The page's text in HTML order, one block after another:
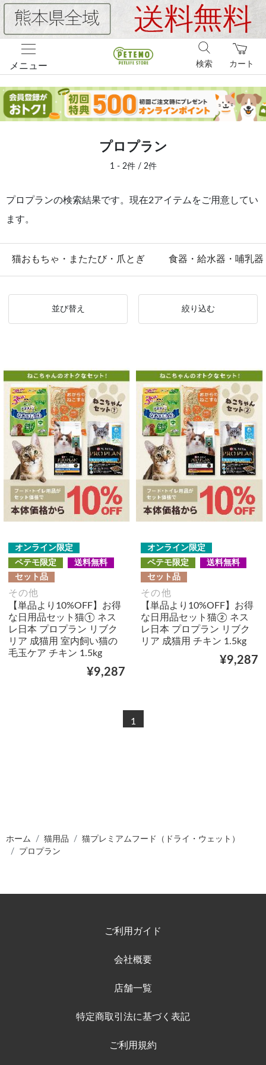
メニュー カート
検索
プロプラン
1 - 2件 / 2件
プロプランの検索結果です。現在2アイテムをご用意してい
ます。
猫おもちゃ・またたび・爪とぎ 食器・給水器・哺乳器
並び替え 絞り込む
オンライン限定
ペテモ限定
送料無料
セット品
その他
【単品より10%OFF】お得
な日用品セット猫① ネス
レ日本 プロプラン リブク
リア 成猫用 室内飼い猫の
毛玉ケア チキン 1.5kg
¥9,287
オンライン限定
ペテモ限定
送料無料
セット品
その他
【単品より10%OFF】お得
な日用品セット猫② ネス
レ日本 プロプラン リブク
リア 成猫用 チキン 1.5kg
¥9,287
1
ホーム 猫用品
猫プレミアムフード（ドライ・ウェット）
プロプラン
ご利用ガイド
会社概要
店舗一覧
特定商取引法に基づく表記
ご利用規約